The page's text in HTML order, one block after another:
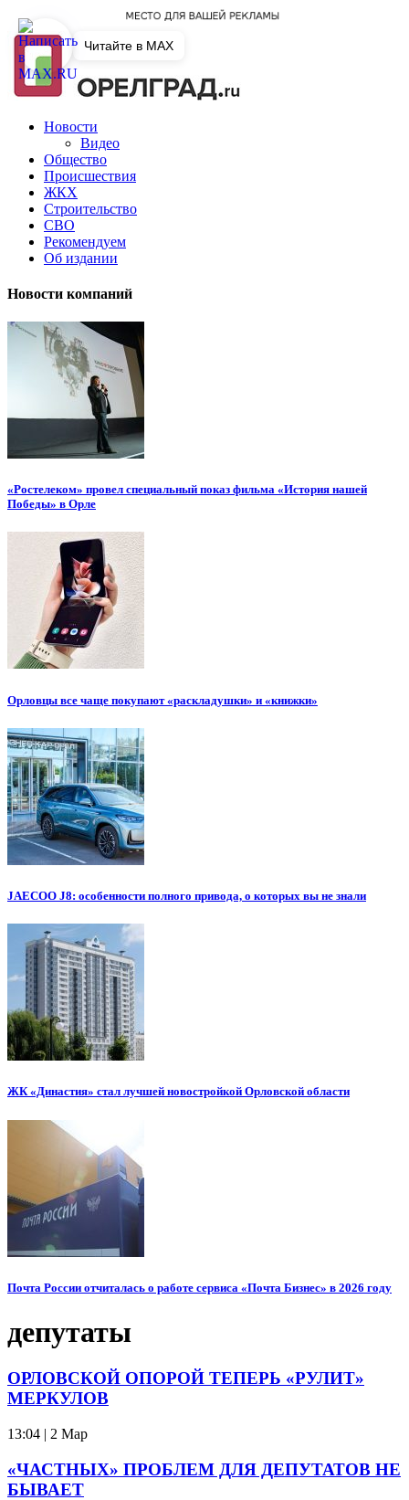
Новости
Видео
Общество
Происшествия
ЖКХ
Строительство
СВО
Рекомендуем
Об издании
Новости компаний
«Ростелеком» провел специальный показ фильма «История нашей
Победы» в Орле
Орловцы все чаще покупают «раскладушки» и «книжки»
JAECOO J8: особенности полного привода, о которых вы не знали
ЖК «Династия» стал лучшей новостройкой Орловской области
Почта России отчиталась о работе сервиса «Почта Бизнес» в 2026 году
депутаты
ОРЛОВСКОЙ ОПОРОЙ ТЕПЕРЬ «РУЛИТ»
МЕРКУЛОВ
13:04 | 2 Мар
«ЧАСТНЫХ» ПРОБЛЕМ ДЛЯ ДЕПУТАТОВ НЕ
БЫВАЕТ
Читайте в MAX